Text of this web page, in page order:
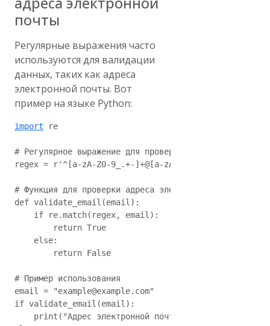
почты
Регулярные выражения часто
используются для валидации
данных, таких как адреса
электронной почты. Вот
пример на языке Python:
import re
# Регулярное выражение для проверки адреса
regex = r'^[a-zA-Z0-9_.+-]+@[a-zA-Z0-9-]+\.[a-zA-
# Функция для проверки адреса электронной почты
def validate_email(email):
    if re.match(regex, email):
        return True
    else:
        return False
# Пример использования
email = "example@example.com"
if validate_email(email):
    print("Адрес электронной почты валиден.")